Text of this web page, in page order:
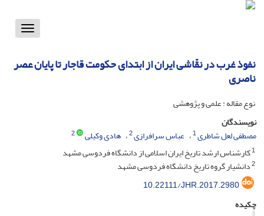
Toggle
نفوذ غرب در نقّاشی ایران از ابتدای حکومت قاجار تا پایان عصر
ناصری
نوع مقاله : علمی و پژوهشی
نویسندگان
مصطفی لعل شاطری1 عباس سرافرازی2 هادی وکیلی
2
1کارشناس ارشد تاریخ ایران اسلامی از دانشگاه فردوسی مشهد
2دانشیار گروه تاریخ دانشگاه فردوسی مشهد
10.22111/JHR.2017.2980
چکیده